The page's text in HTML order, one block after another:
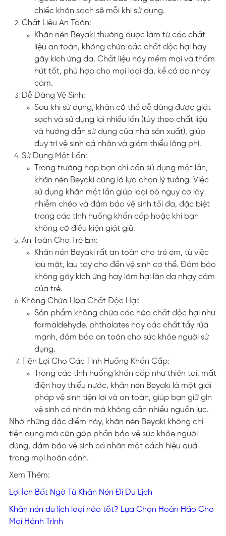
chiếc khăn sạch sẽ mỗi khi sử dụng.
Chất Liệu An Toàn:
Khăn nén Beyaki thường được làm từ các chất
liệu an toàn, không chứa các chất độc hại hay
gây kích ứng da. Chất liệu này mềm mại và thấm
hút tốt, phù hợp cho mọi loại da, kể cả da nhạy
cảm.
Dễ Dàng Vệ Sinh:
Sau khi sử dụng, khăn có thể dễ dàng được giặt
sạch và sử dụng lại nhiều lần (tùy theo chất liệu
và hướng dẫn sử dụng của nhà sản xuất), giúp
duy trì vệ sinh cá nhân và giảm thiểu lãng phí.
Sử Dụng Một Lần:
Trong trường hợp bạn chỉ cần sử dụng một lần,
khăn nén Beyaki cũng là lựa chọn lý tưởng. Việc
sử dụng khăn một lần giúp loại bỏ nguy cơ lây
nhiễm chéo và đảm bảo vệ sinh tối đa, đặc biệt
trong các tình huống khẩn cấp hoặc khi bạn
không có điều kiện giặt giũ.
An Toàn Cho Trẻ Em:
Khăn nén Beyaki rất an toàn cho trẻ em, từ việc
lau mặt, lau tay cho đến vệ sinh cơ thể. Đảm bảo
không gây kích ứng hay làm hại làn da nhạy cảm
của trẻ.
Không Chứa Hóa Chất Độc Hại:
Sản phẩm không chứa các hóa chất độc hại như
formaldehyde, phthalates hay các chất tẩy rửa
mạnh, đảm bảo an toàn cho sức khỏe người sử
dụng.
Tiện Lợi Cho Các Tình Huống Khẩn Cấp:
Trong các tình huống khẩn cấp như thiên tai, mất
điện hay thiếu nước, khăn nén Beyaki là một giải
pháp vệ sinh tiện lợi và an toàn, giúp bạn giữ gìn
vệ sinh cá nhân mà không cần nhiều nguồn lực.
Nhờ những đặc điểm này, khăn nén Beyaki không chỉ
tiện dụng mà còn góp phần bảo vệ sức khỏe người
dùng, đảm bảo vệ sinh cá nhân một cách hiệu quả
trong mọi hoàn cảnh.
Xem Thêm:
Lợi Ích Bất Ngờ Từ Khăn Nén Đi Du Lịch
Khăn nén du lịch loại nào tốt? Lựa Chọn Hoàn Hảo Cho
Mọi Hành Trình